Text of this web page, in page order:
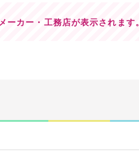
ーカー・工務店が表示されます。